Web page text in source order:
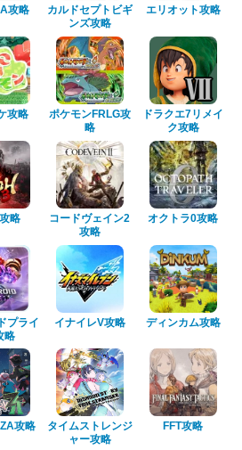
攻略
カルドセプトビギ
ンズ攻略
エリオット攻略
攻略
ポケモンFRLG攻
略
ドラクエ7リメイ
ク攻略
略
コードヴェイン2
攻略
オクトラ0攻略
プライ
略
イナイレV攻略 ディンカム攻略
攻略
タイムストレンジ
ャー攻略
FFT攻略